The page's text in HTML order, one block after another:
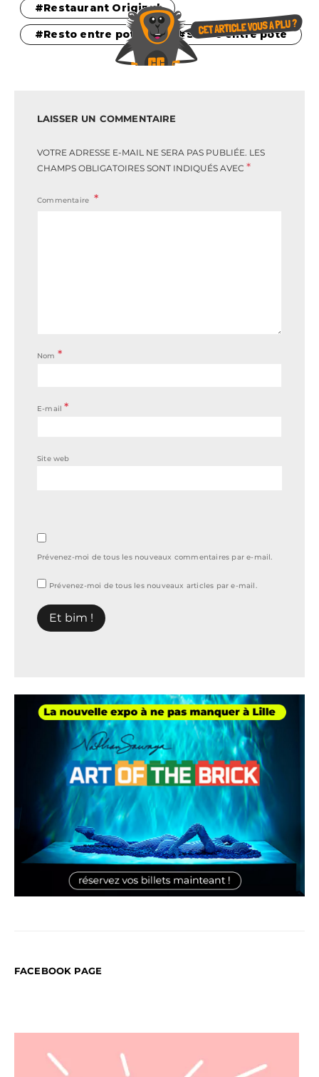
Restaurant Original
Resto entre pote Sortie entre pote
LAISSER UN COMMENTAIRE
VOTRE ADRESSE E-MAIL NE SERA PAS PUBLIÉE. LES
CHAMPS OBLIGATOIRES SONT INDIQUÉS AVEC *
Commentaire
Nom *
E-mail*
Site web
Prévenez-moi de tous les nouveaux commentaires par e-mail.
Prévenez-moi de tous les nouveaux articles par e-mail.
FACEBOOK PAGE